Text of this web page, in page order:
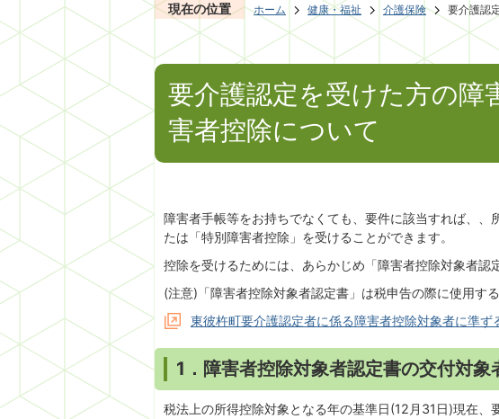
現在の位置 ホーム 健康・福祉 介護保険 要介護認
要介護認定を受けた方の障
害者控除について
障害者手帳等をお持ちでなくても、要件に該当すれば、、
たは「特別障害者控除」を受けることができます。
控除を受けるためには、あらかじめ「障害者控除対象者認
(注意)「障害者控除対象者認定書」は税申告の際に使用す
東彼杵町要介護認定者に係る障害者控除対象者に準ず
1．障害者控除対象者認定書の交付対象
税法上の所得控除対象となる年の基準日(12月31日)現在